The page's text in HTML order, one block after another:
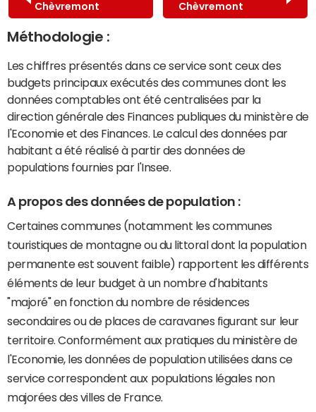
Chèvremont
Chèvremont
Méthodologie :
Les chiffres présentés dans ce service sont ceux des
budgets principaux exécutés des communes dont les
données comptables ont été centralisées par la
direction générale des Finances publiques du ministère de
l'Economie et des Finances. Le calcul des données par
habitant a été réalisé à partir des données de
populations fournies par l'Insee.
A propos des données de population :
Certaines communes (notamment les communes
touristiques de montagne ou du littoral dont la population
permanente est souvent faible) rapportent les différents
éléments de leur budget à un nombre d'habitants
"majoré" en fonction du nombre de résidences
secondaires ou de places de caravanes figurant sur leur
territoire. Conformément aux pratiques du ministère de
l'Economie, les données de population utilisées dans ce
service correspondent aux populations légales non
majorées des villes de France.